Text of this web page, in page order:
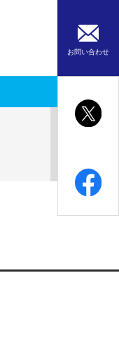
お問い合わせ